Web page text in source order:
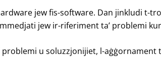
jew fis-software. Dan jinkludi t-
jew ir-riferiment ta’ problemi
u soluzzjonijiet, l-